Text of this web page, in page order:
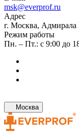
msk@everprof.ru
Адрес
г. Москва, Адмирала
Режим работы
Пн. – Пт.: с 9:00 до
Москва